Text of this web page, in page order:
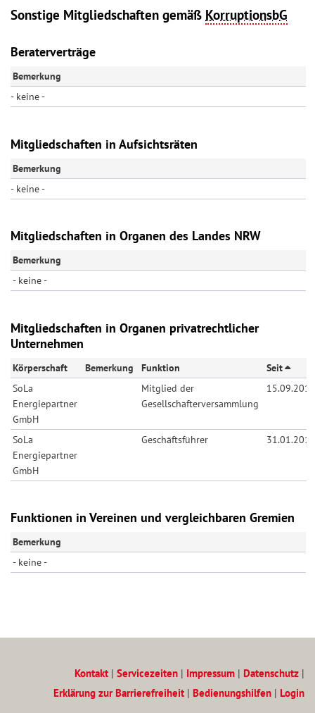
Sonstige Mitgliedschaften gemäß KorruptionsbG
Beraterverträge
Bemerkung
- keine -
Mitgliedschaften in Aufsichtsräten
Bemerkung
- keine -
Mitgliedschaften in Organen des Landes NRW
Bemerkung
- keine -
Mitgliedschaften in Organen privatrechtlicher
Unternehmen
Körperschaft Bemerkung Funktion
Seit
SoLa
Energiepartner
GmbH
Mitglied der
Gesellschafterversammlung
15.09.2017
SoLa
Energiepartner
GmbH
Geschäftsführer 31.01.2018
Funktionen in Vereinen und vergleichbaren Gremien
Bemerkung
- keine -
Kontakt | Servicezeiten | Impressum | Datenschutz |
Erklärung zur Barrierefreiheit | Bedienungshilfen | Login